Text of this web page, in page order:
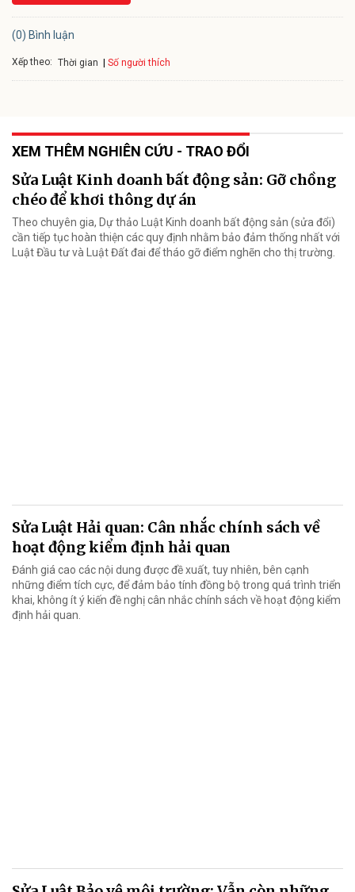
(0) Bình luận
Xếp theo: Thời gian Số người thích
XEM THÊM NGHIÊN CỨU - TRAO ĐỔI
Sửa Luật Kinh doanh bất động sản: Gỡ chồng
chéo để khơi thông dự án
Theo chuyên gia, Dự thảo Luật Kinh doanh bất động sản (sửa đổi)
cần tiếp tục hoàn thiện các quy định nhằm bảo đảm thống nhất với
Luật Đầu tư và Luật Đất đai để tháo gỡ điểm nghẽn cho thị trường.
Sửa Luật Hải quan: Cân nhắc chính sách về
hoạt động kiểm định hải quan
Đánh giá cao các nội dung được đề xuất, tuy nhiên, bên cạnh
những điểm tích cực, để đảm bảo tính đồng bộ trong quá trình triển
khai, không ít ý kiến đề nghị cân nhắc chính sách về hoạt động kiểm
định hải quan.